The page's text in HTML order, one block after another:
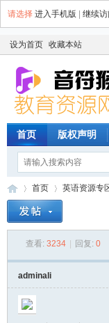
请选择 进入手机版 继续
设为首页 收藏本站
首页 版权声明
首页
›
英语资源专
查看: 3234 回复: 0
adminali